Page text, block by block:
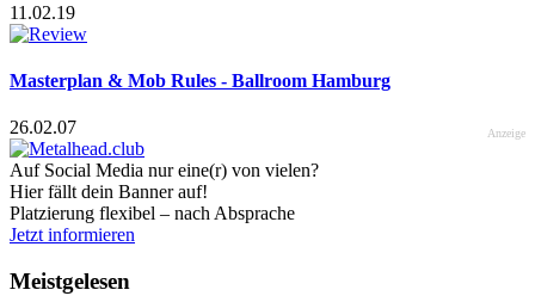
11.02.19
Masterplan & Mob Rules - Ballroom Hamburg
26.02.07 Anzeige
Auf Social Media nur eine(r) von vielen?
Hier fällt dein Banner auf!
Platzierung flexibel – nach Absprache
Jetzt informieren
Meistgelesen